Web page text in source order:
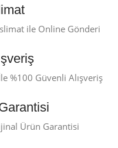
ile Online Gönderi
%100 Güvenli Alışveriş
Ürün Garantisi